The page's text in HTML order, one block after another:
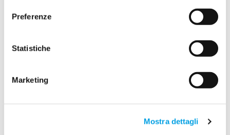
Preferenze
Statistiche
Marketing
Mostra dettagli
2025
Giugno (1)
Aprile (1)